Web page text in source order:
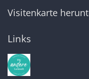
Visitenkarte
Links